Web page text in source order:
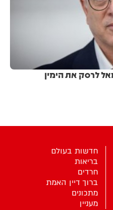
לרסק את הימין
חדשות בעולם
בריאות
חרדים
ברוך דיין האמת
מתכונים
מעניין